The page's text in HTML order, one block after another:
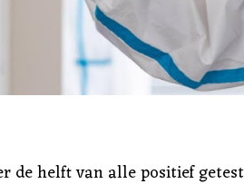
de helft van alle positief